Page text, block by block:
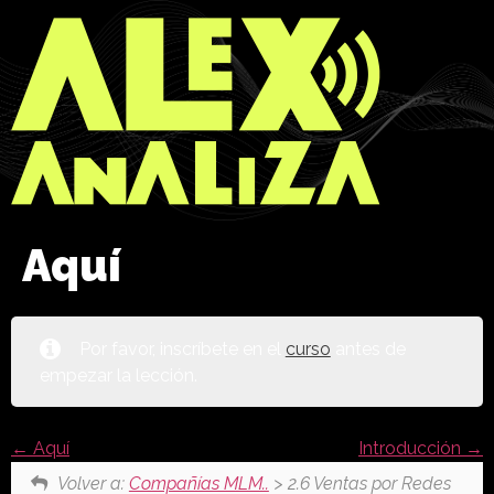
Aquí
curso
Aquí
Introducción
Volver a: Compañías MLM.. > 2.6 Ventas por Redes